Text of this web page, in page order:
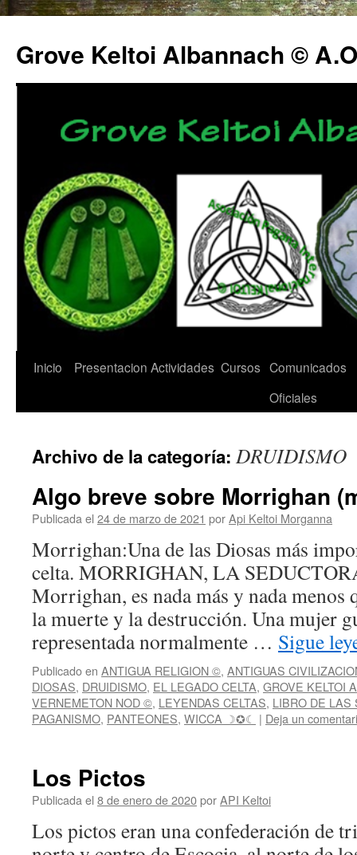
Grove Keltoi Albannach ©
Saltar
Inicio Presentacion Actividades Cursos Comunicados
Oficiales
Archivo de la categoría: DRUIDISMO
Algo breve sobre Morrighan
Publicada el 24 de marzo de 2021 porApi Keltoi Morganna
Morrighan:Una de las Diosas más
celta. MORRIGHAN, LA
Morrighan, es nada más y nada menos
la muerte y la destrucción. Una mujer
representada normalmente … Sigue
Publicado en ANTIGUA RELIGION ©, ANTIGUAS
DIOSAS, DRUIDISMO, EL LEGADO CELTA, GROVE KELTOI
VERNEMETON NOD ©, LEYENDAS CELTAS, LIBRO DE LAS
PAGANISMO, PANTEONES, WICCA ☽✪☾ | Deja un
Los Pictos
Publicada el 8 de enero de 2020porAPI Keltoi
Los pictos eran una confederación de